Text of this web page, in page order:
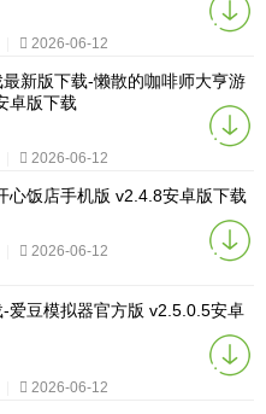
2026-06-12
新版下载-懒散的咖啡师大亨游
卓版下载
2026-06-12
心饭店手机版 v2.4.8安卓版下载
2026-06-12
爱豆模拟器官方版 v2.5.0.5安卓
2026-06-12